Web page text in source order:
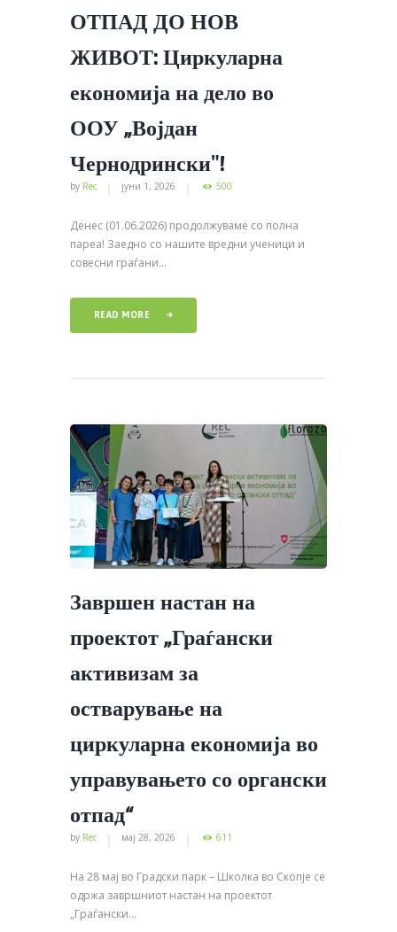
ОТПАД ДО НОВ
ЖИВОТ: Циркуларна
економија на дело во
ООУ „Војдан
Чернодрински″!
by Rec јуни 1, 2026 500
Денес (01.06.2026) продолжуваме со полна
пареа! Заедно со нашите вредни ученици и
совесни граѓани...
READ MORE
Завршен настан на
проектот „Граѓански
активизам за
остварување на
циркуларна економија во
управувањето со органски
отпад“
by Rec мај 28, 2026 611
На 28 мај во Градски парк – Школка во Скопје се
одржа завршниот настан на проектот
„Граѓански...